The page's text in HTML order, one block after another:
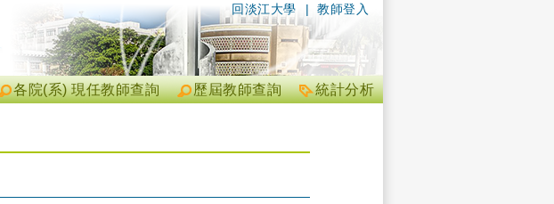
| 教師登入
回淡江大學
統計分析
歷屆教師查詢
各院(系) 現任教師查詢